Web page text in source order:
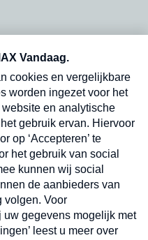
dinsdagochtend in
Verzend